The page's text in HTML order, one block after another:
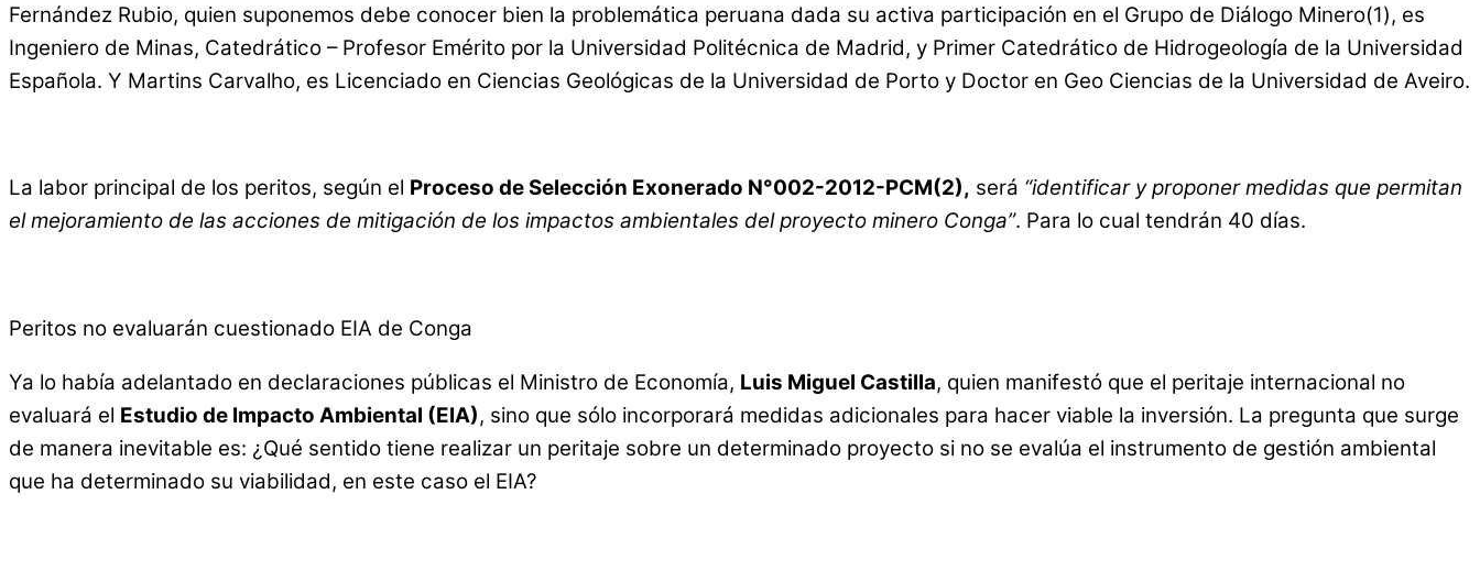
Fernández Rubio, quien suponemos debe conocer bien la problemática peruana dada su activa participación en el Grupo de Diálogo Minero(1), es
Ingeniero de Minas, Catedrático – Profesor Emérito por la Universidad Politécnica de Madrid, y Primer Catedrático de Hidrogeología de la Universidad
Española. Y Martins Carvalho, es Licenciado en Ciencias Geológicas de la Universidad de Porto y Doctor en Geo Ciencias de la Universidad de Aveiro.
La labor principal de los peritos, según el Proceso de Selección Exonerado N°002-2012-PCM(2), será “identificar y proponer medidas que permitan
el mejoramiento de las acciones de mitigación de los impactos ambientales del proyecto minero Conga”. Para lo cual tendrán 40 días.
Peritos no evaluarán cuestionado EIA de Conga
Ya lo había adelantado en declaraciones públicas el Ministro de Economía, Luis Miguel Castilla, quien manifestó que el peritaje internacional no
evaluará el Estudio de Impacto Ambiental (EIA), sino que sólo incorporará medidas adicionales para hacer viable la inversión. La pregunta que surge
de manera inevitable es: ¿Qué sentido tiene realizar un peritaje sobre un determinado proyecto si no se evalúa el instrumento de gestión ambiental
que ha determinado su viabilidad, en este caso el EIA?